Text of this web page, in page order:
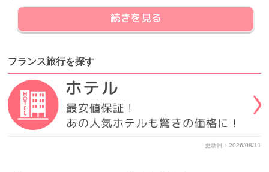
続きを見る
フランス旅行を探す
更新日：2026/08/11